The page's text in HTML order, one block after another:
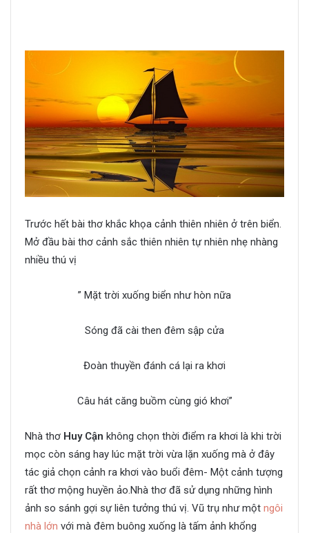
Trước hết bài thơ khắc khọa cảnh thiên nhiên ở trên biển.
Mở đầu bài thơ cảnh sắc thiên nhiên tự nhiên nhẹ nhàng
nhiều thú vị
” Mặt trời xuống biển như hòn nữa
Sóng đã cài then đêm sập cửa
Đoàn thuyền đánh cá lại ra khơi
Câu hát căng buồm cùng gió khơi”
Nhà thơ Huy Cận không chọn thời điểm ra khơi là khi trời
mọc còn sáng hay lúc mặt trời vừa lặn xuống mà ở đây
tác giả chọn cảnh ra khơi vào buổi đêm- Một cảnh tượng
rất thơ mộng huyền ảo.Nhà thơ đã sử dụng những hình
ảnh so sánh gợi sự liên tưởng thú vị. Vũ trụ như một ngôi
nhà lớn với mà đêm buông xuống là tấm ảnh khổng